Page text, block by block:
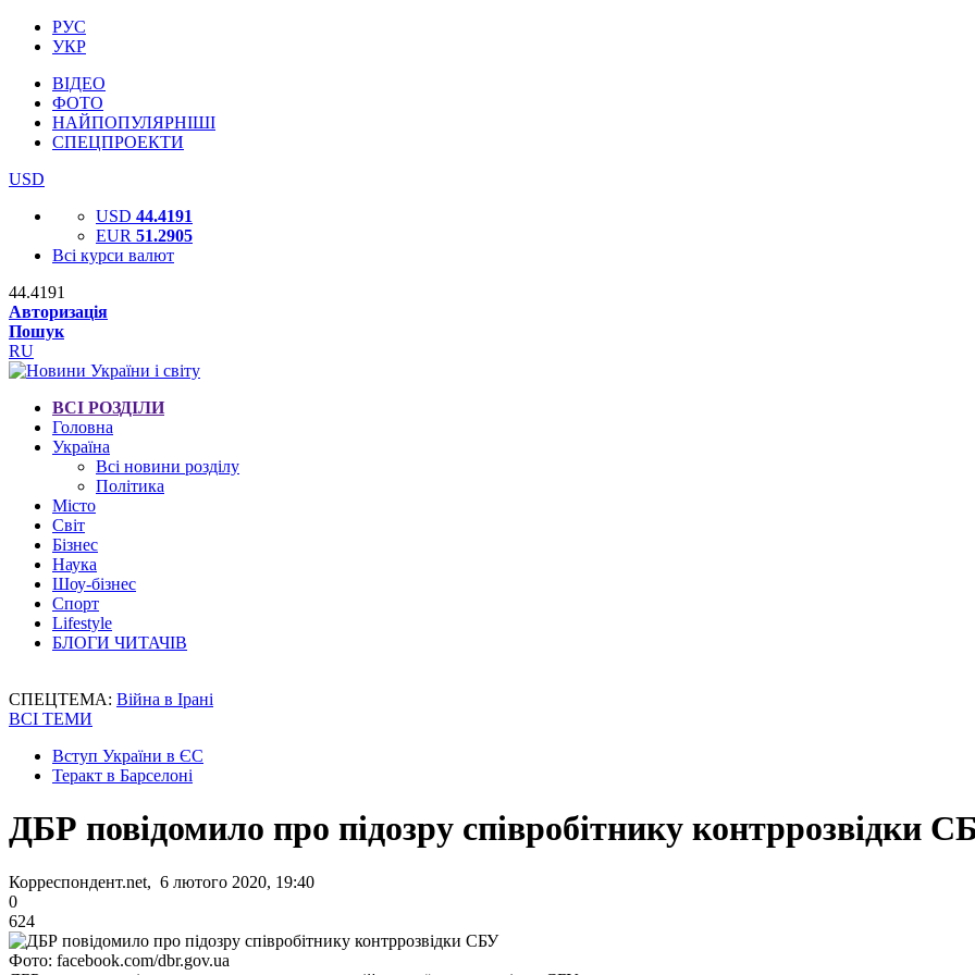
РУС
УКР
ВІДЕО
ФОТО
НАЙПОПУЛЯРНІШІ
СПЕЦПРОЕКТИ
USD
USD 44.4191
EUR 51.2905
Всі курси валют
44.4191
Авторизація
Пошук
RU
ВСІ РОЗДІЛИ
Головна
Україна
Всі новини розділу
Політика
Місто
Світ
Бізнес
Наука
Шоу-бізнес
Спорт
Lifestyle
БЛОГИ ЧИТАЧІВ
СПЕЦТЕМА: Війна в Ірані
ВСІ ТЕМИ
Вступ України в ЄС
Теракт в Барселоні
ДБР повідомило про підозру співробітнику контррозвідки
Корреспондент.net, 6 лютого 2020, 19:40
0
624
Фото: facebook.com/dbr.gov.ua